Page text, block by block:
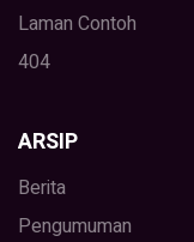
Laman Contoh
404
ARSIP
Berita
Pengumuman